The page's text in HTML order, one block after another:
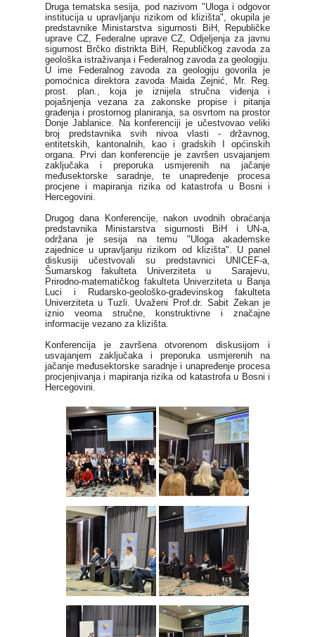
Druga tematska sesija, pod nazivom "Uloga i odgovor
institucija u upravljanju rizikom od klizišta", okupila je
predstavnike Ministarstva sigurnosti BiH, Republičke
uprave CZ, Federalne uprave CZ, Odjeljenja za javnu
sigurnost Brčko distrikta BiH, Republičkog zavoda za
geološka istraživanja i Federalnog zavoda za geologiju.
U ime Federalnog zavoda za geologiju govorila je
pomoćnica direktora zavoda Maida Zejnić, Mr. Reg.
prost. plan., koja je iznijela stručna viđenja i
pojašnjenja vezana za zakonske propise i pitanja
građenja i prostornog planiranja, sa osvrtom na prostor
Donje Jablanice. Na konferenciji je učestvovao veliki
broj predstavnika svih nivoa vlasti - državnog,
entitetskih, kantonalnih, kao i gradskih I općinskih
organa. Prvi dan konferencije je završen usvajanjem
zaključaka i preporuka usmjerenih na jačanje
međusektorske saradnje, te unapređenje procesa
procjene i mapiranja rizika od katastrofa u Bosni i
Hercegovini.
Drugog dana Konferencije, nakon uvodnih obraćanja
predstavnika Ministarstva sigurnosti BiH i UN-a,
održana je sesija na temu "Uloga akademske
zajednice u upravljanju rizikom od klizišta". U panel
diskusiji učestvovali su predstavnici UNICEF-a,
Šumarskog fakulteta Univerziteta u Sarajevu,
Prirodno-matematičkog fakulteta Univerziteta u Banja
Luci i Rudarsko-geološko-građevinskog fakulteta
Univerziteta u Tuzli. Uvaženi Prof.dr. Sabit Zekan je
iznio veoma stručne, konstruktivne i značajne
informacije vezano za klizišta.
Konferencija je završena otvorenom diskusijom i
usvajanjem zaključaka i preporuka usmjerenih na
jačanje međusektorske saradnje i unapređenje procesa
procjenjivanja i mapiranja rizika od katastrofa u Bosni i
Hercegovini.